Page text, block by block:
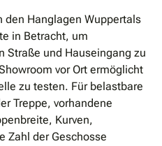
den Hanglagen Wuppertals
in Betracht, um
Straße und Hauseingang zu
vor Ort ermöglicht
zu testen. Für belastbare
Treppe, vorhandene
Kurven,
Zahl der Geschosse